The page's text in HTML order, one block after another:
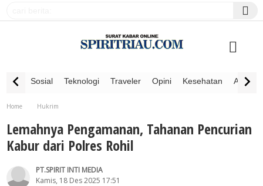
Sosial Teknologi Traveler Opini Kesehatan
Home
Hukrim
Lemahnya Pengamanan, Tahanan Pencurian
Kabur dari Polres Rohil
PT.SPIRIT INTI MEDIA
Kamis, 18 Des 2025 17:51